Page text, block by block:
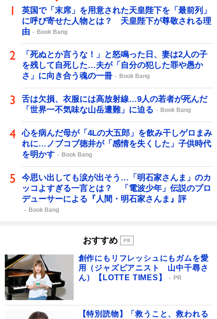
英国で「末席」を用意された天皇陛下を「最前列」
に呼び寄せた人物とは？ 天皇陛下が尊敬される理
由
Book Bang
「死ぬとか言うな！」と怒鳴った日、妻は2人の子
を残して自死した…夫が「自分の犯した罪や愚か
さ」に向き合う魂の一冊
Book Bang
舌は欠損、衣服には高放射線…9人の若者が死んだ
「世界一不気味な山岳遭難」に迫る
Book Bang
心を病んだ母が「4Lの大五郎」を飲み干しゲロまみ
れに…ノブコブ徳井が「感情を失くした」子供時代
を明かす
Book Bang
今思い出しても涙が出そう…「明石家さんま」のカ
ッコよすぎる一言とは？ 「電波少年」伝説のプロ
デューサーによる『人間・明石家さんま』評
Book Bang
おすすめ
創作にもリフレッシュにもガムを愛
用（ジャズピアニスト 山中千尋さ
ん）【LOTTE TIMES】
PR
【特別読物】「救うこと、救われる